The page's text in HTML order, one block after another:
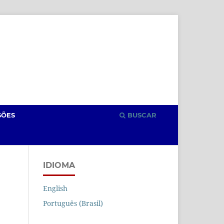
BUSCAR
IDIOMA
English
Português (Brasil)